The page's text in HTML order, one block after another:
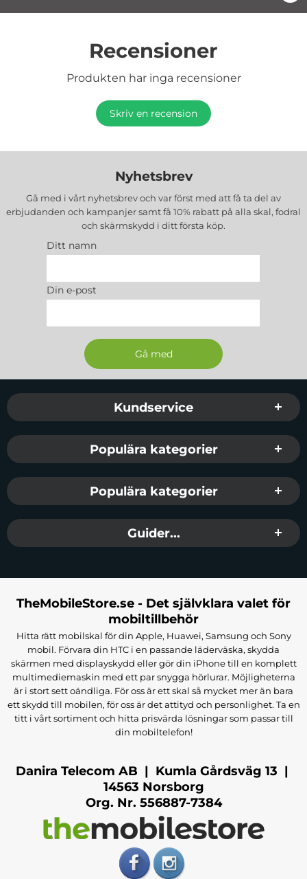
Recensioner
Produkten har inga recensioner
Skriv en recension
Nyhetsbrev
Gå med i vårt nyhetsbrev och var först med att få ta del av
erbjudanden och kampanjer samt få 10% rabatt på alla skal, fodral
och skärmskydd i ditt första köp.
Ditt namn
Din e-post
Sidfot Blandad info och länkar
Kundservice
Populära kategorier
Populära kategorier
Guider...
TheMobileStore.se - Det självklara valet för
mobiltillbehör
Hitta rätt mobilskal för din Apple, Huawei, Samsung och Sony
mobil. Förvara din HTC i en passande läderväska, skydda
skärmen med displayskydd eller gör din iPhone till en komplett
multimediemaskin med ett par snygga hörlurar. Möjligheterna
är i stort sett oändliga. För oss är ett skal så mycket mer än bara
ett skydd till mobilen, för oss är det attityd och personlighet. Ta en
titt i vårt sortiment och hitta prisvärda lösningar som passar till
din mobiltelefon!
Danira Telecom AB | Kumla Gårdsväg 13 |
14563 Norsborg
Org. Nr. 556887-7384